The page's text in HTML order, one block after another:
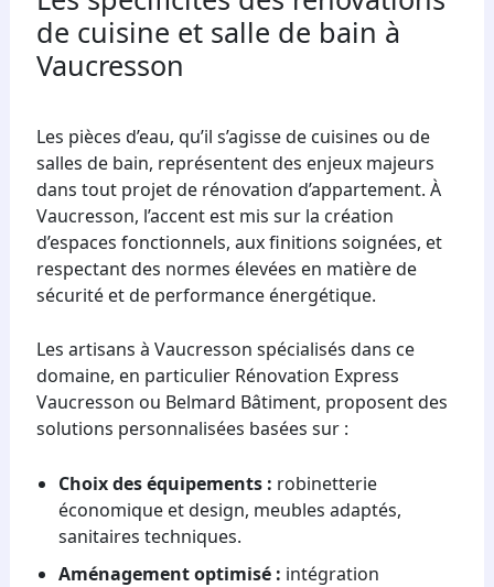
de cuisine et salle de bain à
Vaucresson
Les pièces d’eau, qu’il s’agisse de cuisines ou de
salles de bain, représentent des enjeux majeurs
dans tout projet de rénovation d’appartement. À
Vaucresson, l’accent est mis sur la création
d’espaces fonctionnels, aux finitions soignées, et
respectant des normes élevées en matière de
sécurité et de performance énergétique.
Les artisans à Vaucresson spécialisés dans ce
domaine, en particulier Rénovation Express
Vaucresson ou Belmard Bâtiment, proposent des
solutions personnalisées basées sur :
Choix des équipements : robinetterie
économique et design, meubles adaptés,
sanitaires techniques.
Aménagement optimisé : intégration